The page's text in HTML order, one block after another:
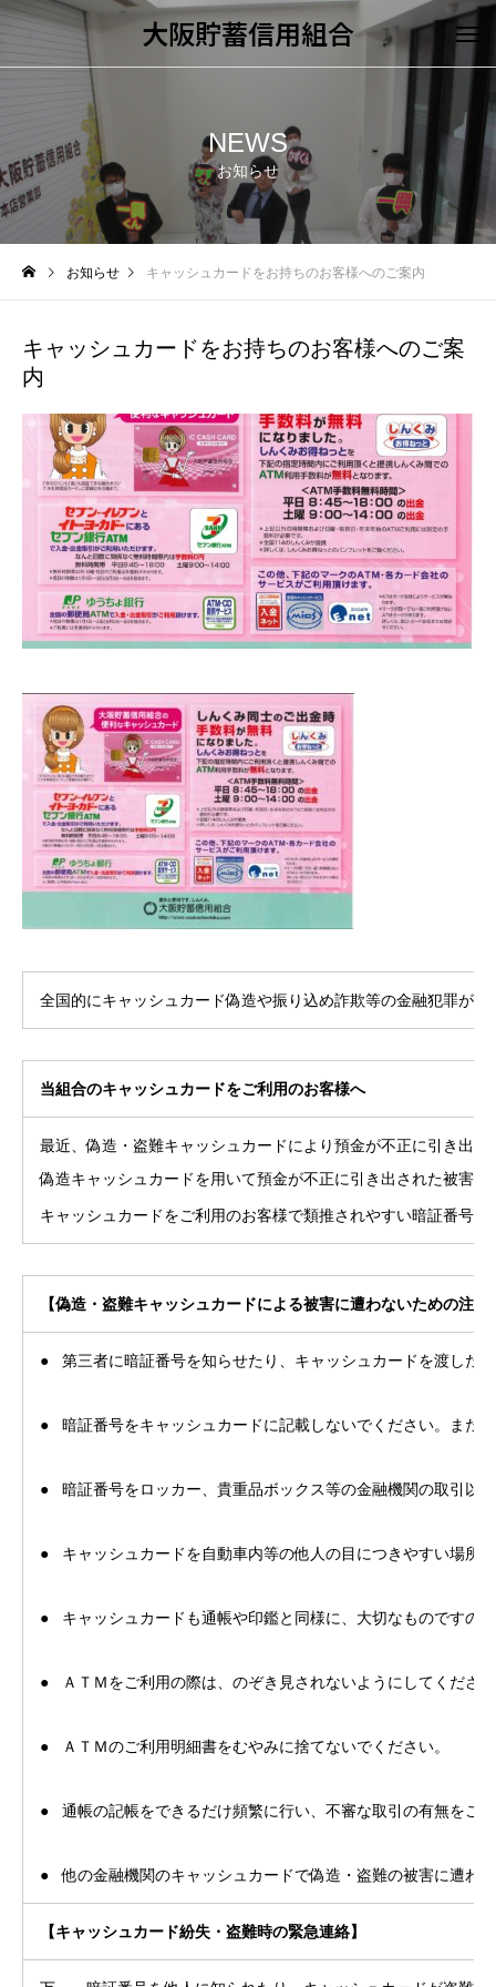
大阪貯蓄信用組合
NEWS
お知らせ
お知らせ キャッシュカードをお持ちのお客様へのご案内
キャッシュカードをお持ちのお客様へのご案
内
全国的にキャッシュカード偽造や振り込め詐欺等の金融犯罪が
当組合のキャッシュカードをご利用のお客様へ
最近、偽造・盗難キャッシュカードにより預金が不正に引き出
偽造キャッシュカードを用いて預金が不正に引き出された被害
キャッシュカードをご利用のお客様で類推されやすい暗証番号
【偽造・盗難キャッシュカードによる被害に遭わないための注意
● 第三者に暗証番号を知らせたり、キャッシュカードを渡した
● 暗証番号をキャッシュカードに記載しないでください。また
● 暗証番号をロッカー、貴重品ボックス等の金融機関の取引以
● キャッシュカードを自動車内等の他人の目につきやすい場所
● キャッシュカードも通帳や印鑑と同様に、大切なものですの
● ＡＴＭをご利用の際は、のぞき見されないようにしてくださ
● ＡＴＭのご利用明細書をむやみに捨てないでください。
● 通帳の記帳をできるだけ頻繁に行い、不審な取引の有無をご
● 他の金融機関のキャッシュカードで偽造・盗難の被害に遭わ
【キャッシュカード紛失・盗難時の緊急連絡】